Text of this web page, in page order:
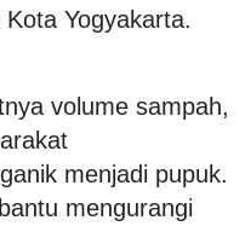
Yogyakarta.
volume sampah,
menjadi pupuk.
mengurangi